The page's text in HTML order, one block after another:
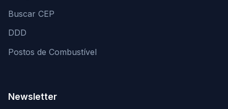
Buscar CEP
DDD
Postos de Combustível
Newsletter